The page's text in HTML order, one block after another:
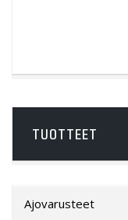
TUOTTEET
Ajovarusteet